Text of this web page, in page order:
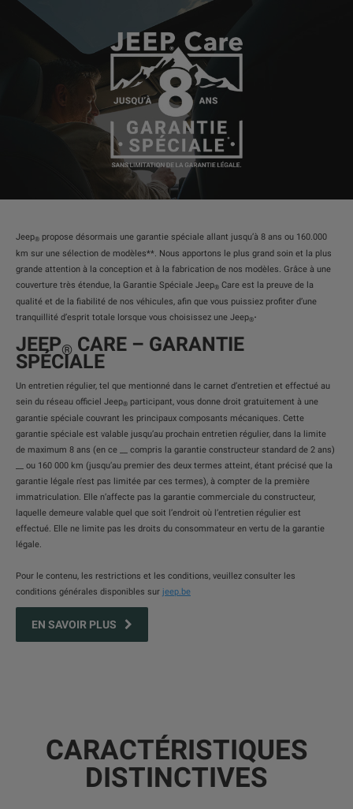
Jeep® propose désormais une garantie spéciale allant jusqu’à 8 ans ou 160.000
km sur une sélection de modèles**. Nous apportons le plus grand soin et la plus
grande attention à la conception et à la fabrication de nos modèles. Grâce à une
couverture très étendue, la Garantie Spéciale Jeep® Care est la preuve de la
qualité et de la fiabilité de nos véhicules, afin que vous puissiez profiter d’une
tranquillité d’esprit totale lorsque vous choisissez une Jeep®.
JEEP® CARE – GARANTIE
SPÉCIALE
Un entretien régulier, tel que mentionné dans le carnet d’entretien et effectué au
sein du réseau officiel Jeep® participant, vous donne droit gratuitement à une
garantie spéciale couvrant les principaux composants mécaniques. Cette
garantie spéciale est valable jusqu’au prochain entretien régulier, dans la limite
de maximum 8 ans (en ce __ compris la garantie constructeur standard de 2 ans)
__ ou 160 000 km (jusqu’au premier des deux termes atteint, étant précisé que la
garantie légale n'est pas limitée par ces termes), à compter de la première
immatriculation. Elle n’affecte pas la garantie commerciale du constructeur,
laquelle demeure valable quel que soit l’endroit où l’entretien régulier est
effectué. Elle ne limite pas les droits du consommateur en vertu de la garantie
légale.
Pour le contenu, les restrictions et les conditions, veuillez consulter les
conditions générales disponibles sur jeep.be
EN SAVOIR PLUS
CARACTÉRISTIQUES
DISTINCTIVES